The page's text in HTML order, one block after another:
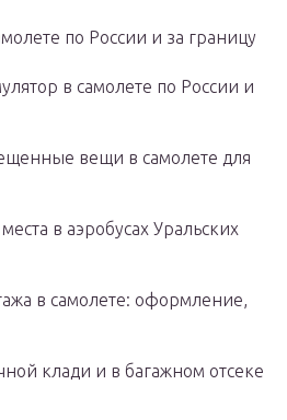
по России и за границу
в самолете по России и
вещи в самолете для
в аэробусах Уральских
в самолете: оформление,
клади и в багажном отсеке